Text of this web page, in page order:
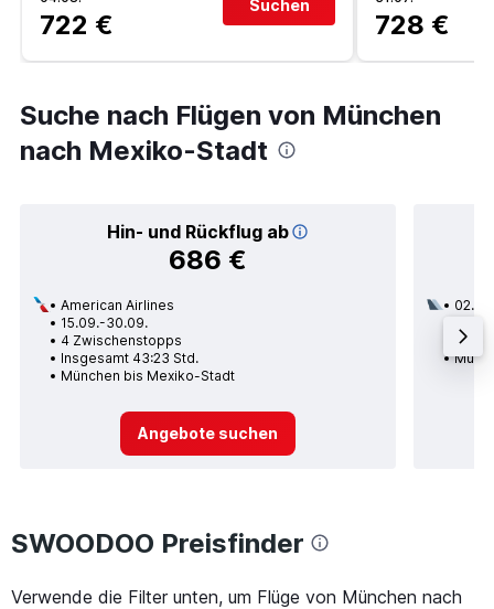
722 €
Suchen
728 €
Suche nach Flügen von München
nach Mexiko-Stadt
Hin- und Rückflug ab
686 €
American Airlines
15.09.-30.09.
4 Zwischenstopps
Insgesamt 43:23 Std.
München bis Mexiko-Stadt
Angebote suchen
02.09.
SWOODOO Preisfinder
Verwende die Filter unten, um Flüge von München nach